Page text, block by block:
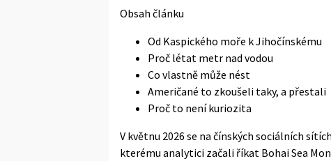
Obsah článku
Od Kaspického moře k Jihočínskému
Proč létat metr nad vodou
Co vlastně může nést
Američané to zkoušeli taky, a přestali
Proč to není kuriozita
V květnu 2026 se na čínských sociálních
kterému analytici začali říkat Bohai Sea